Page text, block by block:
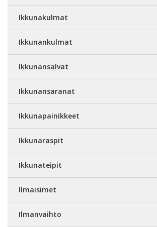
Ikkunakulmat
Ikkunankulmat
Ikkunansalvat
Ikkunansaranat
Ikkunapainikkeet
Ikkunaraspit
Ikkunateipit
Ilmaisimet
Ilmanvaihto